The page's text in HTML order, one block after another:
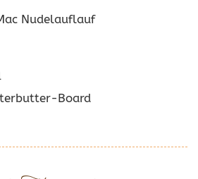
Nudelauflauf
Board